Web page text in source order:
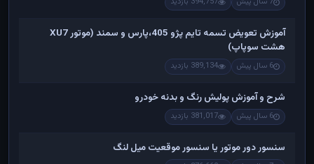
آموزش تعویض تسمه تایم پژو 405،پارس و سمند (موتور XU7
هشت سوپاپ)
6 سال پیش 389,134 بازدید
شرح و آموزش پولیش رنگ و بدنه خودرو
6 سال پیش 381,017 بازدید
سنسور دور موتور یا سنسور موقعیت میل لنگ